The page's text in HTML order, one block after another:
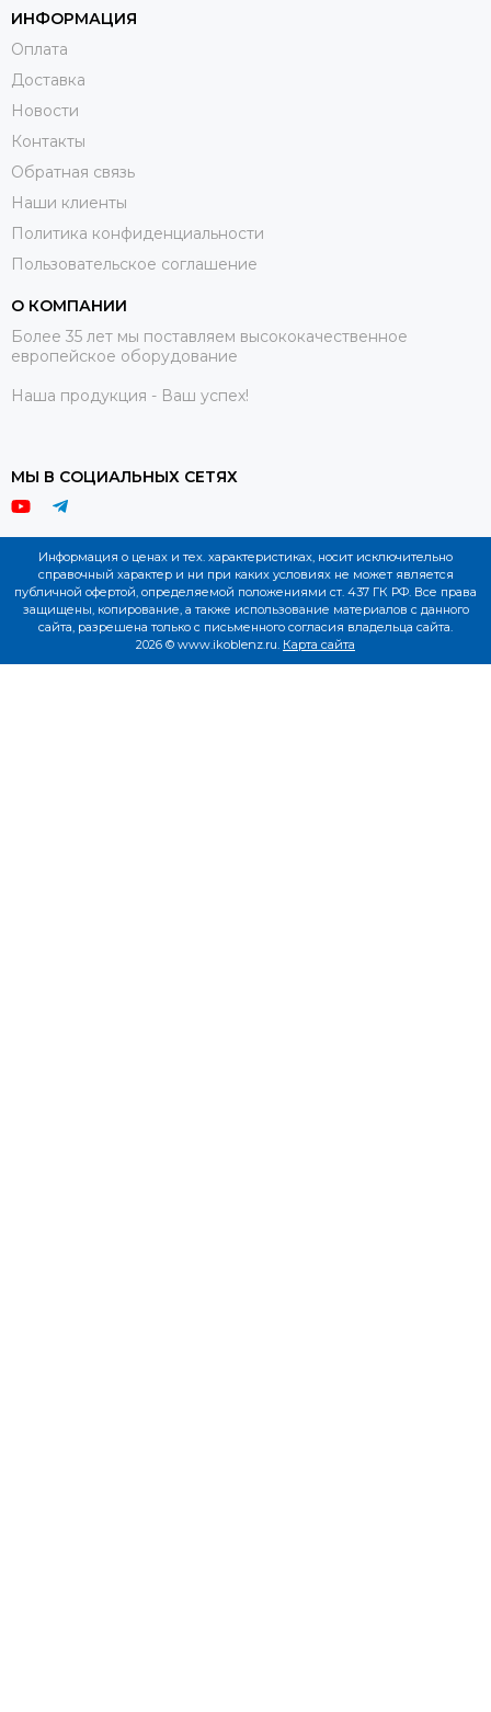
ИНФОРМАЦИЯ
Оплата
Доставка
Новости
Контакты
Обратная связь
Наши клиенты
Политика конфиденциальности
Пользовательское соглашение
О КОМПАНИИ
Более 35 лет мы поставляем высококачественное
европейское оборудование
Наша продукция - Ваш успех!
МЫ В СОЦИАЛЬНЫХ СЕТЯХ
Информация о ценах и тех. характеристиках, носит исключительно
справочный характер и ни при каких условиях не может является
публичной офертой, определяемой положениями ст. 437 ГК РФ. Все права
защищены, копирование, а также использование материалов с данного
сайта, разрешена только с письменного согласия владельца сайта.
2026 © www.ikoblenz.ru. Карта сайта